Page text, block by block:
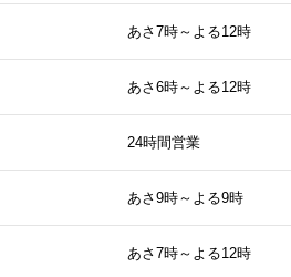
あさ7時～よる12時
あさ6時～よる12時
24時間営業
あさ9時～よる9時
あさ7時～よる12時